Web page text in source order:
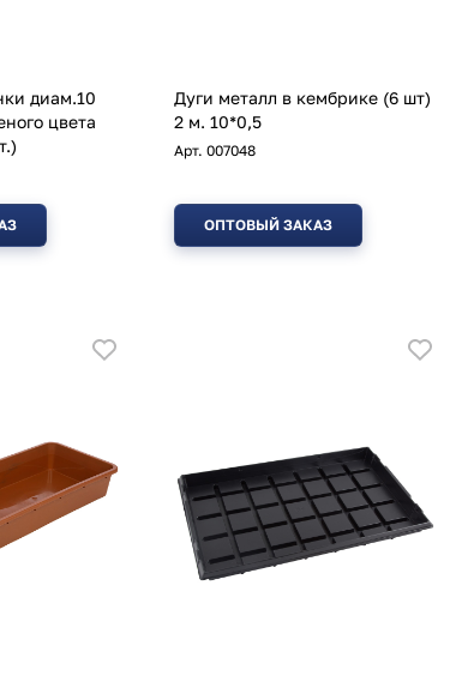
диам.10
цвета
Дуги металл в кембрике (6 шт)
2 м. 10*0,5
Арт. 007048
ОПТОВЫЙ ЗАКАЗ